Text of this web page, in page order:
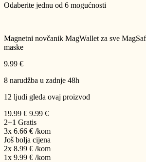
Odaberite jednu od 6 mogućnosti
Magnetni novčanik MagWallet za sve
maske
9.99 €
8 narudžba u zadnje 48h
12 ljudi gleda ovaj proizvod
19.99 € 9.99 €
2+1 Gratis
3x 6.66 € /kom
Još bolja cijena
2x 8.99 € /kom
1x 9.99 € /kom